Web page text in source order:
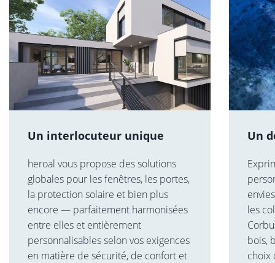
Un interlocuteur unique
heroal vous propose des solutions
globales pour les fenêtres, les portes,
la protection solaire et bien plus
encore — parfaitement harmonisées
entre elles et entièrement
personnalisables selon vos exigences
en matière de sécurité, de confort et
Un
les
bois,
choix